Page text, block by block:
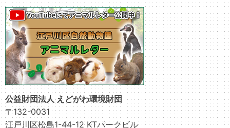
公益財団法人 えどがわ環境財団
〒132-0031
江戸川区松島1-44-12 KTパークビル